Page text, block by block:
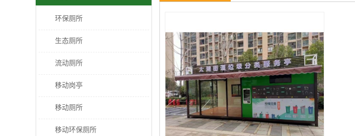
环保厕所
生态厕所
流动厕所
移动岗亭
移动厕所
移动环保厕所